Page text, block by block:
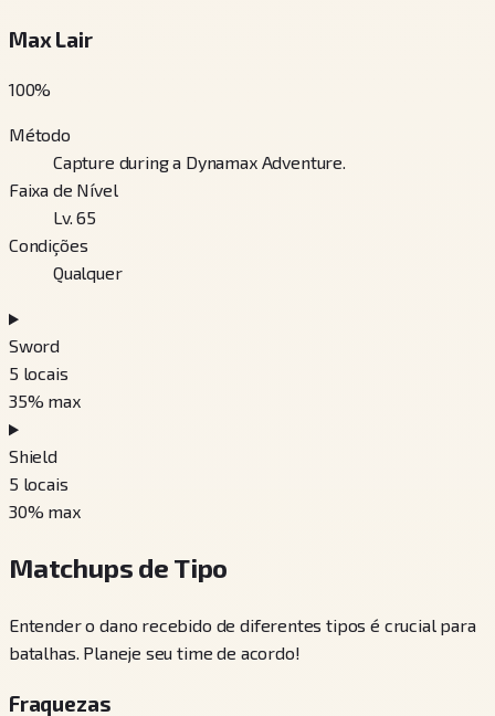
Max Lair
100%
Método
Capture during a Dynamax Adventure.
Faixa de Nível
Lv. 65
Condições
Qualquer
Sword
5 locais
35% max
Shield
5 locais
30% max
Matchups de Tipo
Entender o dano recebido de diferentes tipos é crucial para
batalhas. Planeje seu time de acordo!
Fraquezas